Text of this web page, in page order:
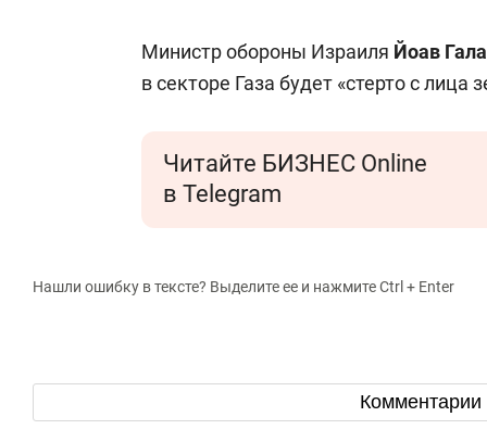
Министр обороны Израиля Йоав
в секторе Газа будет «стерто с лица
Читайте БИЗНЕС Online
в Telegram
Нашли ошибку в тексте? Выделите ее и нажмите Ctrl + Enter
Комментарии